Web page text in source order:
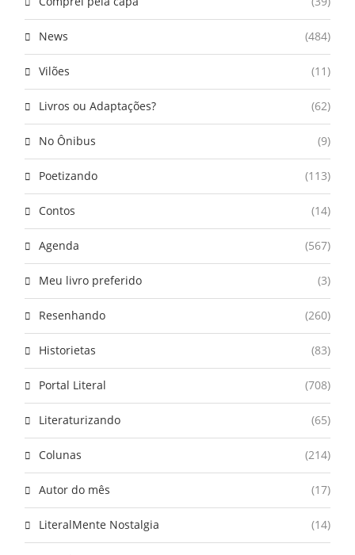
News (484)
Vilões (11)
Livros ou Adaptações? (62)
No Ônibus (9)
Poetizando (113)
Contos (14)
Agenda (567)
Meu livro preferido (3)
Resenhando (260)
Historietas (83)
Portal Literal (708)
Literaturizando (65)
Colunas (214)
Autor do mês (17)
LiteralMente Nostalgia (14)